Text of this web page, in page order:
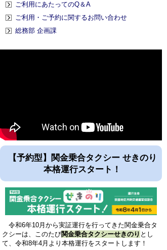
ご利用にあたってのQ＆A
ご利用・ご予約に関するお問い合わせ
総務部 企画課
【予約型】関金乗合タクシー せきのり
本格運行スタート！
令和6年10月から実証運行を行ってきた関金乗合タ
クシーは、このたび関金乗合タクシーせきのり とし
て、令和8年4月より本格運行をスタートします！